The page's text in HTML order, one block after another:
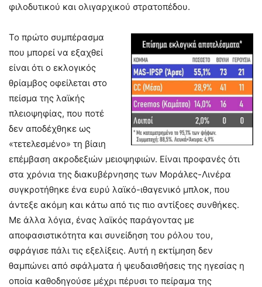
φιλοδυτικού και ολιγαρχικού στρατοπέδου.
Το πρώτο συμπέρασμα
που μπορεί να εξαχθεί
είναι ότι ο εκλογικός
θρίαμβος οφείλεται στο
πείσμα της λαϊκής
πλειοψηφίας, που ποτέ
δεν αποδέχθηκε ως
«τετελεσμένο» τη βίαιη
επέμβαση ακροδεξιών μειοψηφιών. Είναι προφανές ότι
στα χρόνια της διακυβέρνησης των Μοράλες-Λινέρα
συγκροτήθηκε ένα ευρύ λαϊκό-ιθαγενικό μπλοκ, που
άντεξε ακόμη και κάτω από τις πιο αντίξοες συνθήκες.
Με άλλα λόγια, ένας λαϊκός παράγοντας με
αποφασιστικότητα και συνείδηση του ρόλου του,
σφράγισε πάλι τις εξελίξεις. Αυτή η εκτίμηση δεν
θαμπώνει από σφάλματα ή ψευδαισθήσεις της ηγεσίας η
οποία καθοδηγούσε μέχρι πέρυσι το πείραμα της